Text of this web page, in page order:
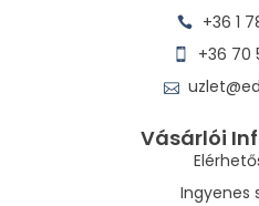
+36 1
+36 70
Vásárlói
Ingyenes